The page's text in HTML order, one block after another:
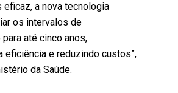
eficaz, a nova tecnologia
os intervalos de
até cinco anos,
eficiência e reduzindo custos”,
da Saúde.